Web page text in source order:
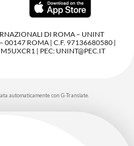
DI ROMA – UNINT
00147 ROMA | C.F. 97136680580 |
| PEC: UNINT@PEC.IT
automaticamente con G-Translate.